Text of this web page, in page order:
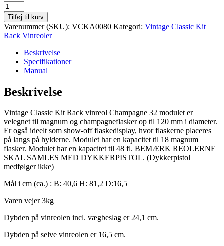
CHAMPAGNE
32
Vintage
Classic
vinreol
champagne
hylder
til
24
antal
Tilføj til kurv
Varenummer (SKU): VCKA0080 Kategori: Vintage Classic Kit
Rack Vinreoler
Beskrivelse
Specifikationer
Manual
Beskrivelse
Vintage Classic Kit Rack vinreol Champagne 32 modulet er
velegnet til magnum og champagneflasker op til 120 mm i diameter.
Er også ideelt som show-off flaskedisplay, hvor flaskerne placeres
på langs på hylderne. Modulet har en kapacitet til 18 magnum
flasker. Modulet har en kapacitet til 48 fl. BEMÆRK REOLERNE
SKAL SAMLES MED DYKKERPISTOL. (Dykkerpistol
medfølger ikke)
Mål i cm (ca.) : B: 40,6 H: 81,2 D:16,5
Varen vejer 3kg
Dybden på vinreolen incl. vægbeslag er 24,1 cm.
Dybden på selve vinreolen er 16,5 cm.